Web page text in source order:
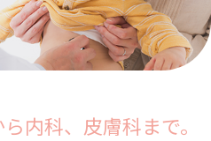
内科、皮膚科まで。